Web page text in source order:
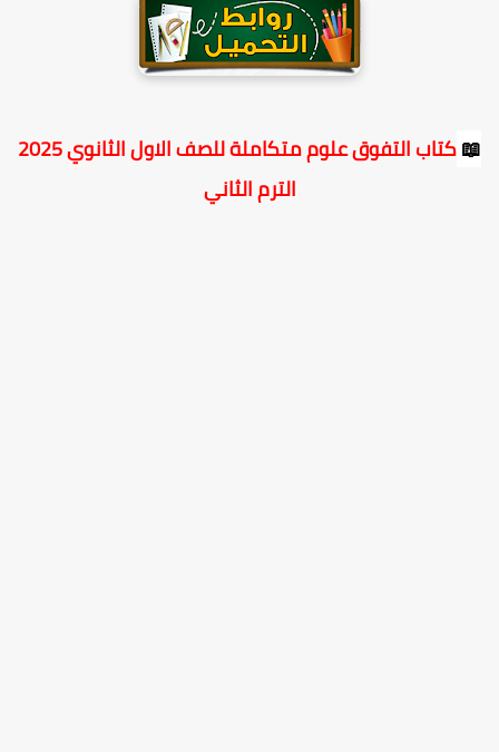
كتاب التفوق علوم متكاملة للصف الاول الثانوي 2025
الترم الثاني